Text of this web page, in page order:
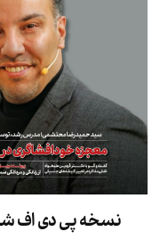
نسخه پي دي اف